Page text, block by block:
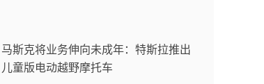
马斯克将业务伸向未成年：特斯拉推出
儿童版电动越野摩托车